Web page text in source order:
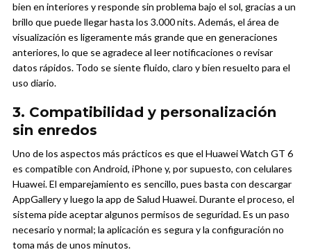
bien en interiores y responde sin problema bajo el sol, gracias a un
brillo que puede llegar hasta los 3.000 nits. Además, el área de
visualización es ligeramente más grande que en generaciones
anteriores, lo que se agradece al leer notificaciones o revisar
datos rápidos. Todo se siente fluido, claro y bien resuelto para el
uso diario.
3. Compatibilidad y personalización
sin enredos
Uno de los aspectos más prácticos es que el Huawei Watch GT 6
es compatible con Android, iPhone y, por supuesto, con celulares
Huawei. El emparejamiento es sencillo, pues basta con descargar
AppGallery y luego la app de Salud Huawei. Durante el proceso, el
sistema pide aceptar algunos permisos de seguridad. Es un paso
necesario y normal; la aplicación es segura y la configuración no
toma más de unos minutos.